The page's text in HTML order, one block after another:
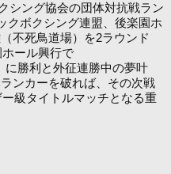
シング協会の団体対抗戦ラン
クボクシング連盟、後楽園ホ
不死鳥道場）を2ラウンド
ール興行で
に勝利と外征連勝中の夢叶
ンカーを破れば、その次戦
級タイトルマッチとなる重